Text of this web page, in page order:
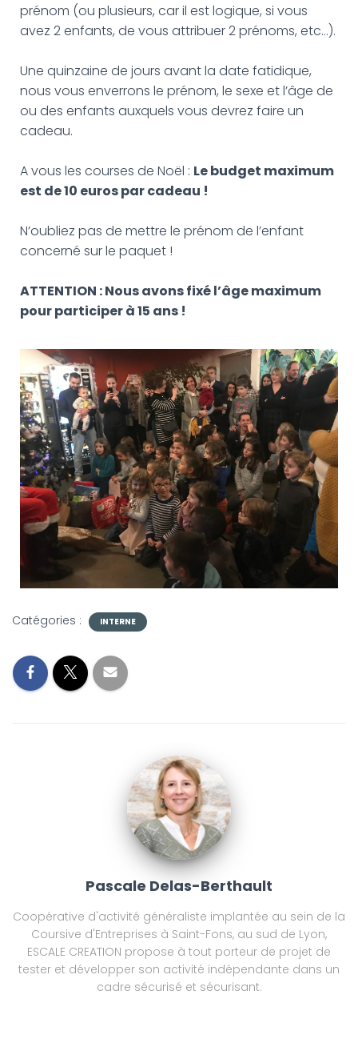
prénom (ou plusieurs, car il est logique, si vous
avez 2 enfants, de vous attribuer 2 prénoms, etc…).
Une quinzaine de jours avant la date fatidique,
nous vous enverrons le prénom, le sexe et l’âge de
ou des enfants auxquels vous devrez faire un
cadeau.
A vous les courses de Noël : Le budget maximum
est de 10 euros par cadeau !
N’oubliez pas de mettre le prénom de l’enfant
concerné sur le paquet !
ATTENTION : Nous avons fixé l’âge maximum
pour participer à 15 ans !
Catégories : INTERNE
Pascale Delas-Berthault
Coopérative d'activité généraliste implantée au sein de la
Coursive d'Entreprises à Saint-Fons, au sud de Lyon,
ESCALE CREATION propose à tout porteur de projet de
tester et développer son activité indépendante dans un
cadre sécurisé et sécurisant.